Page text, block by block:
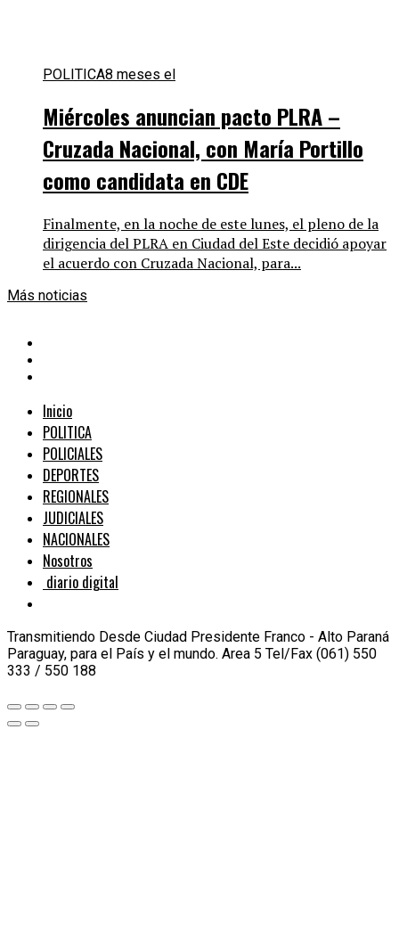
POLITICA8 meses el
Miércoles anuncian pacto PLRA –
Cruzada Nacional, con María Portillo
como candidata en CDE
Finalmente, en la noche de este lunes, el pleno de la
dirigencia del PLRA en Ciudad del Este decidió apoyar
el acuerdo con Cruzada Nacional, para...
Más noticias
Inicio
POLITICA
POLICIALES
DEPORTES
REGIONALES
JUDICIALES
NACIONALES
Nosotros
diario digital
Transmitiendo Desde Ciudad Presidente Franco - Alto Paraná
Paraguay, para el País y el mundo. Area 5 Tel/Fax (061) 550
333 / 550 188